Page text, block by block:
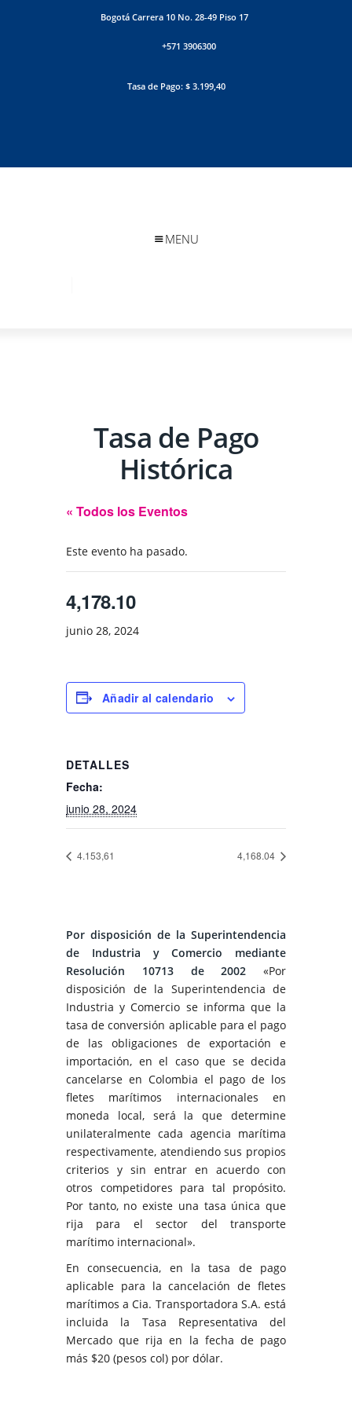
Bogotá Carrera 10 No. 28-49 Piso 17
+571 3906300
Tasa de Pago: $ 3.199,40
MENU
Tasa de Pago
Histórica
« Todos los Eventos
Este evento ha pasado.
4,178.10
junio 28, 2024
Añadir al calendario
DETALLES
Fecha:
junio 28, 2024
4.153,61 4,168.04
Por disposición de la Superintendencia
de Industria y Comercio mediante
Resolución 10713 de 2002 «Por
disposición de la Superintendencia de
Industria y Comercio se informa que la
tasa de conversión aplicable para el pago
de las obligaciones de exportación e
importación, en el caso que se decida
cancelarse en Colombia el pago de los
fletes marítimos internacionales en
moneda local, será la que determine
unilateralmente cada agencia marítima
respectivamente, atendiendo sus propios
criterios y sin entrar en acuerdo con
otros competidores para tal propósito.
Por tanto, no existe una tasa única que
rija para el sector del transporte
marítimo internacional».
En consecuencia, en la tasa de pago
aplicable para la cancelación de fletes
marítimos a Cia. Transportadora S.A. está
incluida la Tasa Representativa del
Mercado que rija en la fecha de pago
más $20 (pesos col) por dólar.